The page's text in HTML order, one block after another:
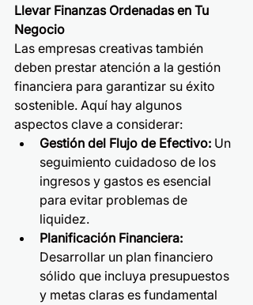
Llevar Finanzas Ordenadas en Tu
Negocio
Las empresas creativas también
deben prestar atención a la gestión
financiera para garantizar su éxito
sostenible. Aquí hay algunos
aspectos clave a considerar:
Gestión del Flujo de Efectivo: Un
seguimiento cuidadoso de los
ingresos y gastos es esencial
para evitar problemas de
liquidez.
Planificación Financiera:
Desarrollar un plan financiero
sólido que incluya presupuestos
y metas claras es fundamental